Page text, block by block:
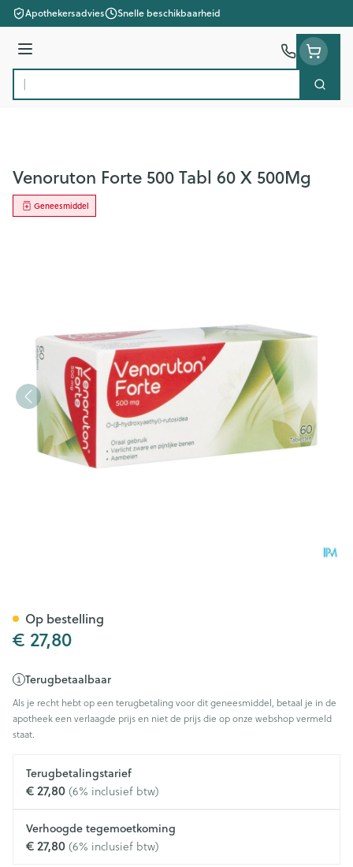
Ga naar de inhoud
Apothekersadvies Snelle beschikbaarheid
Menu
Product, merk, categorie...
Zoek
Venoruton Forte 500 Tabl 60 X 500Mg
Geneesmiddel
€ 27,80
Terugbetaalbaar
Als je recht hebt op een terugbetaling voor dit geneesmiddel, betaal je in de
apotheek een verlaagde prijs en niet de prijs die op onze webshop vermeld
staat.
Terugbetalingstarief
€ 27,80(6% inclusief btw)
Verhoogde tegemoetkoming
€ 27,80(6% inclusief btw)
Op bestelling